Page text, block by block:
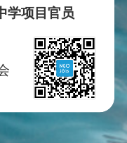
学项目官员